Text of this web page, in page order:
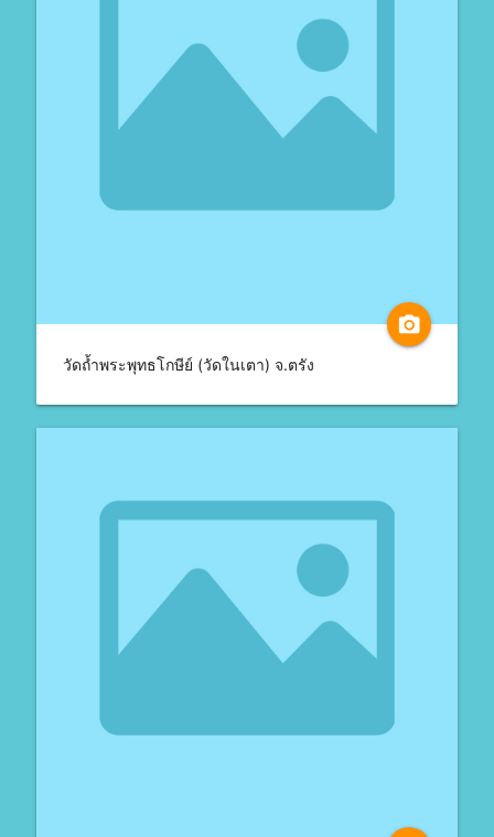
camera_alt
วัดถ้ำพระพุทธโกษีย์ (วัดในเตา) จ.ตรัง